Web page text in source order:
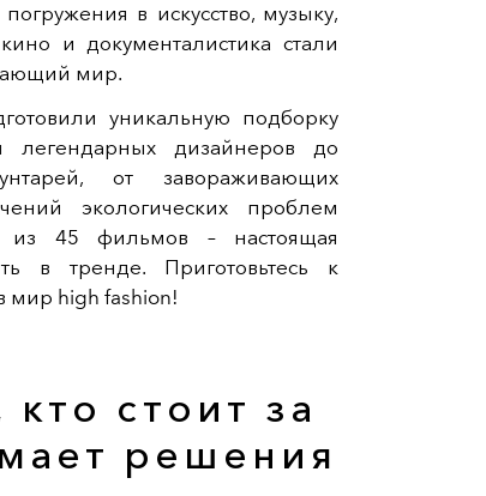
в искусство, музыку,
и документалистика стали
мир.
уникальную подборку
легендарных дизайнеров до
от завораживающих
экологических проблем
из 45 фильмов – настоящая
в тренде. Приготовьтесь к
мир high fashion!
стоит за
решения